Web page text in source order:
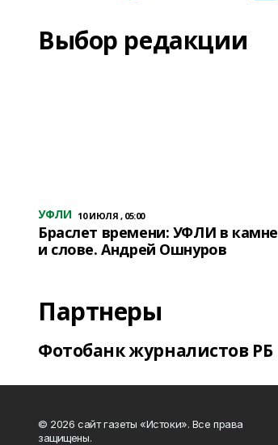
Выбор редакции
УФЛИ 10 ИЮЛЯ , 05:00
Браслет времени: УФЛИ в камне
и слове. Андрей Ошнуров
Партнеры
Фотобанк журналистов РБ
© 2026 сайт газеты «Истоки». Все права
защищены.